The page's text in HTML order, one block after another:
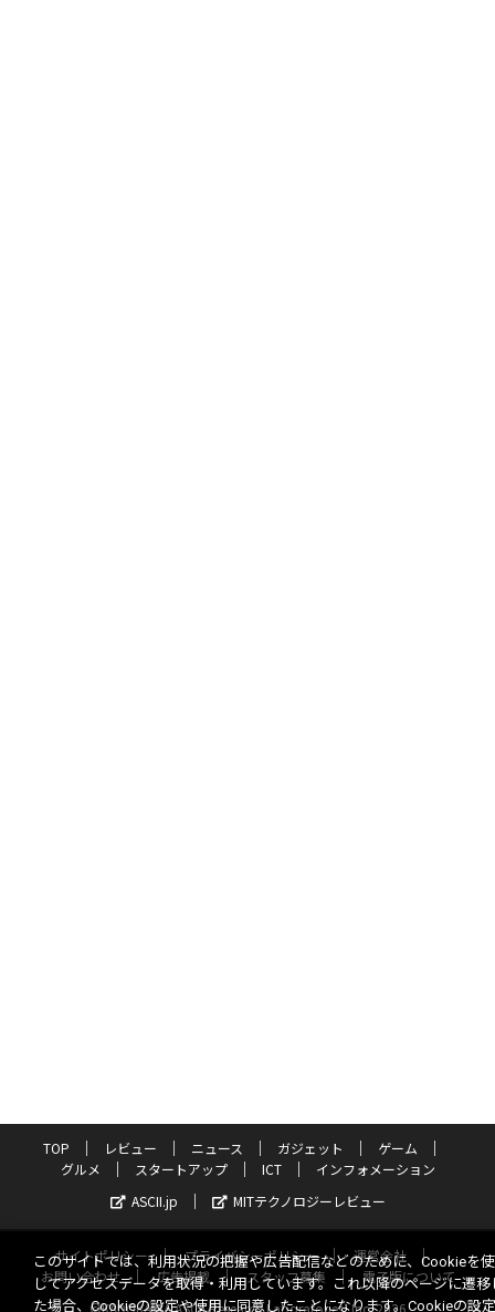
TOP レビュー ニュース ガジェット
ゲーム
グルメ
スタートアップ ICT
インフォメーション
ASCII.jp
MITテクノロジーレビュー
サイトポリシー プライバシーポリシー
運営会社
お問い合わせ
広告掲載 スタッフ募集
電子版について
©KADOKAWA ASCII Research Laboratories, Inc. 2026
このサイトでは、利用状況の把握や広告配信などのために、Cookieを
してアクセスデータを取得・利用しています。これ以降のページに遷移
た場合、Cookieの設定や使用に同意したことになります。Cookieの設